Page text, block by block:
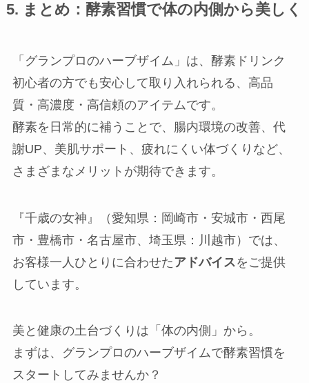
5. まとめ：酵素習慣で体の内側から美しく
「グランプロのハーブザイム」は、酵素ドリンク
初心者の方でも安心して取り入れられる、高品
質・高濃度・高信頼のアイテムです。
酵素を日常的に補うことで、腸内環境の改善、代
謝UP、美肌サポート、疲れにくい体づくりなど、
さまざまなメリットが期待できます。
『千歳の女神』（愛知県：岡崎市・安城市・西尾
市・豊橋市・名古屋市、埼玉県：川越市）では、
お客様一人ひとりに合わせたアドバイス をご提供
しています。
美と健康の土台づくりは「体の内側」から。
まずは、グランプロのハーブザイムで酵素習慣を
スタートしてみませんか？